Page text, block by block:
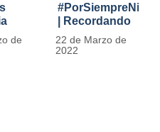
de
| Recordando
al Padre
Javier de
22 de Marzo de
2022